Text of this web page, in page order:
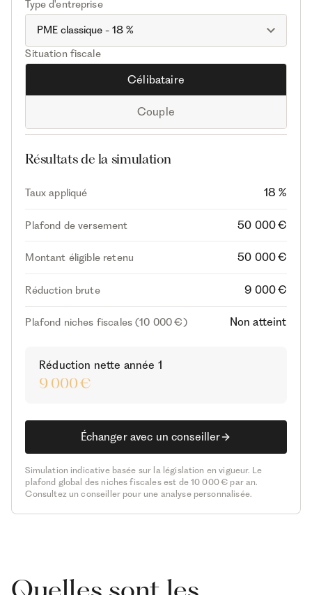
Type d'entreprise
Situation fiscale
Célibataire
Couple
Résultats de la simulation
Taux appliqué 18 %
Plafond de versement 50 000 €
Montant éligible retenu 50 000 €
Réduction brute 9 000 €
Plafond niches fiscales (10 000 €) Non atteint
Réduction nette année 1
9 000 €
Échanger avec un conseiller
Simulation indicative basée sur la législation en vigueur. Le
plafond global des niches fiscales est de 10 000 € par an.
Consultez un conseiller pour une analyse personnalisée.